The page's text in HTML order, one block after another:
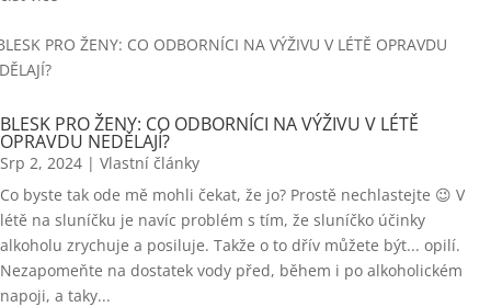
BLESK PRO ŽENY: CO ODBORNÍCI NA VÝŽIVU V LÉTĚ
OPRAVDU NEDĚLAJÍ?
Srp 2, 2024 | Vlastní články
Co byste tak ode mě mohli čekat, že jo? Prostě nechlastejte 😉 V
létě na sluníčku je navíc problém s tím, že sluníčko účinky
alkoholu zrychuje a posiluje. Takže o to dřív můžete být... opilí.
Nezapomeňte na dostatek vody před, během i po alkoholickém
napoji, a taky...